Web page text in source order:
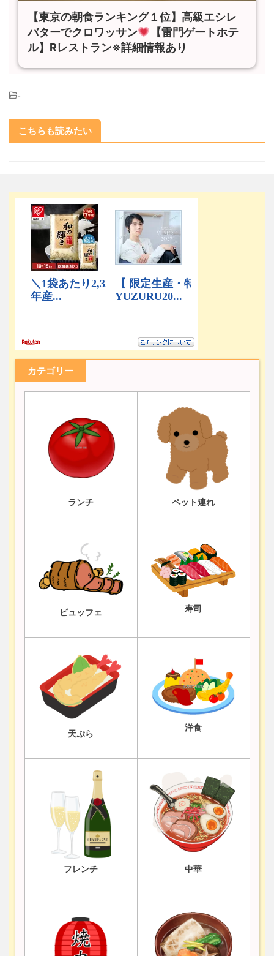
【東京の朝食ランキング１位】高級エシレ
バターでクロワッサン
【雷門ゲートホテ
ル】Rレストラン※詳細情報あり
-
こちらも読みたい
カテゴリー
ランチ ペット連れ
ビュッフェ 寿司
天ぷら
洋食
フレンチ 中華